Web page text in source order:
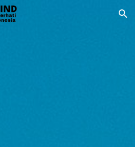
Skip to navigation